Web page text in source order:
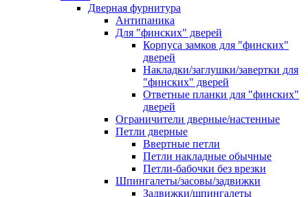
Дверная фурнитура
Антипаника
Для "финских" дверей
Корпуса замков для "финских"
дверей
Накладки/заглушки/завертки для
"финских" дверей
Ответные планки для "финских"
дверей
Ограничители дверные/настенные
Петли дверные
Ввертные петли
Петли накладные обычные
Петли-бабочки без врезки
Шпингалеты/засовы/задвижки
Задвижки/шпингалеты